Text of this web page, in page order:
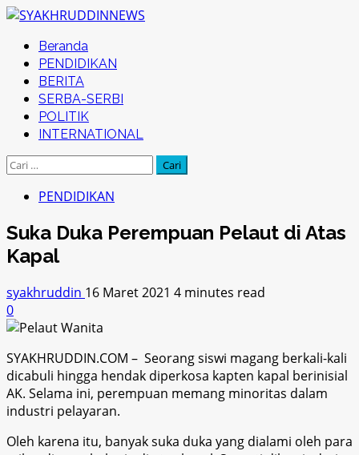
Skip
content
Primary
Menu
Beranda
PENDIDIKAN
BERITA
SERBA-SERBI
POLITIK
INTERNATIONAL
Cari
PENDIDIKAN
Suka Duka Perempuan Pelaut di Atas
Kapal
syakhruddin 16 Maret 2021 4 minutes read
0
SYAKHRUDDIN.COM – Seorang siswi magang berkali-kali
dicabuli hingga hendak diperkosa kapten kapal berinisial
AK. Selama ini, perempuan memang minoritas dalam
industri pelayaran.
Oleh karena itu, banyak suka duka yang dialami oleh para